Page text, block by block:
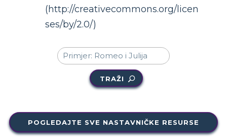
(http://creativecommons.org/licen
ses/by/2.0/)
TRAŽI
POGLEDAJTE SVE NASTAVNIČKE RESURSE